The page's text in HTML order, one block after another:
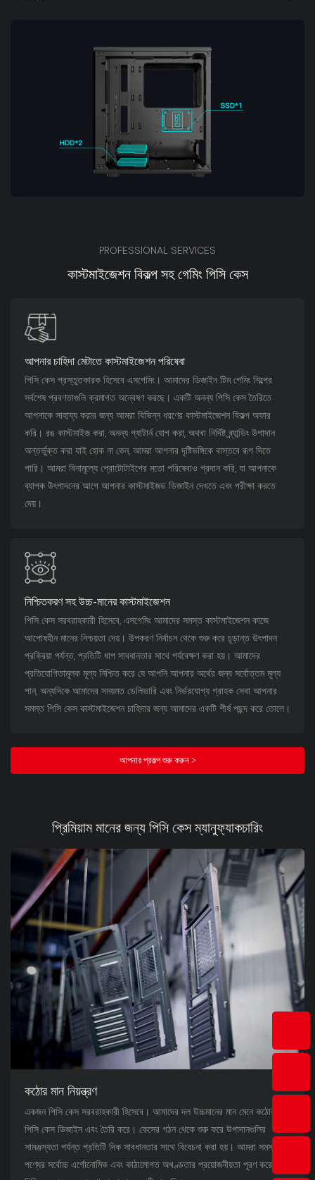
PROFESSIONAL SERVICES
কাস্টমাইজেশন বিকল্প সহ গেমিং পিসি কেস
আপনার চাহিদা মেটাতে কাস্টমাইজেশন পরিষেবা
পিসি কেস প্রস্তুতকারক হিসেবে এসগেমিং। আমাদের ডিজাইন টিম গেমিং শিল্পের
সর্বশেষ প্রবণতাগুলি ক্রমাগত অন্বেষণ করছে। একটি অনন্য পিসি কেস তৈরিতে
আপনাকে সাহায্য করার জন্য আমরা বিভিন্ন ধরণের কাস্টমাইজেশন বিকল্প অফার
করি। রঙ কাস্টমাইজ করা, অনন্য প্যাটার্ন যোগ করা, অথবা নির্দিষ্ট ব্র্যান্ডিং উপাদান
অন্তর্ভুক্ত করা যাই হোক না কেন, আমরা আপনার দৃষ্টিভঙ্গিকে বাস্তবে রূপ দিতে
পারি। আমরা বিনামূল্যে প্রোটোটাইপের মতো পরিষেবাও প্রদান করি, যা আপনাকে
ব্যাপক উৎপাদনের আগে আপনার কাস্টমাইজড ডিজাইন দেখতে এবং পরীক্ষা করতে
দেয়।
নিশ্চিতকরণ সহ উচ্চ-মানের কাস্টমাইজেশন
পিসি কেস সরবরাহকারী হিসেবে, এসগেমিং আমাদের সমস্ত কাস্টমাইজেশন কাজে
আপোষহীন মানের নিশ্চয়তা দেয়। উপকরণ নির্বাচন থেকে শুরু করে চূড়ান্ত উৎপাদন
প্রক্রিয়া পর্যন্ত, প্রতিটি ধাপ সাবধানতার সাথে পর্যবেক্ষণ করা হয়। আমাদের
প্রতিযোগিতামূলক মূল্য নিশ্চিত করে যে আপনি আপনার অর্থের জন্য সর্বোত্তম মূল্য
পান, অন্যদিকে আমাদের সময়মত ডেলিভারি এবং নির্ভরযোগ্য গ্রাহক সেবা আপনার
সমস্ত পিসি কেস কাস্টমাইজেশন চাহিদার জন্য আমাদের একটি শীর্ষ পছন্দ করে তোলে।
আপনার প্রকল্প শুরু করুন >
প্রিমিয়াম মানের জন্য পিসি কেস ম্যানুফ্যাকচারিং
কঠোর মান নিয়ন্ত্রণ
একজন পিসি কেস সরবরাহকারী হিসেবে। আমাদের দল উচ্চমানের মান মেনে কঠোরভাবে
পিসি কেস ডিজাইন এবং তৈরি করে। কেসের গঠন থেকে শুরু করে উপাদানগুলির
সামঞ্জস্যতা পর্যন্ত প্রতিটি দিক সাবধানতার সাথে বিবেচনা করা হয়। আমরা সমস্ত
পণ্যের সর্বোচ্চ এর্গোনোমিক এবং কাঠামোগত অখণ্ডতার প্রয়োজনীয়তা পূরণ করে তা